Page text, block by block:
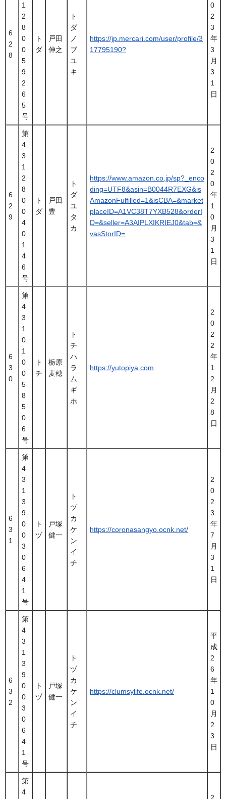
6
2
8
1
2
8
0
0
5
9
2
6
5
号
ト
ダ
戸田
伸之
ト
ダ
ノ
ブ
ユ
キ
https://jp.mercari.com/user/profile/3
17795190?
0
2
3
年
3
月
3
1
日
6
2
9
第
4
3
1
2
8
0
0
4
0
1
4
6
号
ト
ダ
戸田
豊
ト
ダ
ユ
タ
カ
https://www.amazon.co.jp/sp?_enco
ding=UTF8&asin=B0044R7EXG&is
AmazonFulfilled=1&isCBA=&market
placeID=A1VC38T7YXB528&orderI
D=&seller=A3AIPLXIKRIEJ0&tab=&
vasStorID=
2
0
2
0
年
1
0
月
3
1
日
6
3
0
第
4
3
1
0
1
0
0
5
8
5
0
6
号
ト
チ
栃原
麦穂
ト
チ
ハ
ラ
ム
ギ
ホ
https://yutopiya.com
2
0
2
2
年
1
2
月
2
8
日
6
3
1
第
4
3
1
3
9
0
0
3
0
6
4
1
号
ト
ヅ
戸塚
健一
ト
ヅ
カ
ケ
ン
イ
チ
https://coronasangyo.ocnk.net/
2
0
2
3
年
7
月
3
1
日
6
3
2
第
4
3
1
3
9
0
0
3
0
6
4
1
号
ト
ヅ
戸塚
健一
ト
ヅ
カ
ケ
ン
イ
チ
https://clumsylife.ocnk.net/
平
成
2
6
年
1
0
月
2
3
日
第
4
2